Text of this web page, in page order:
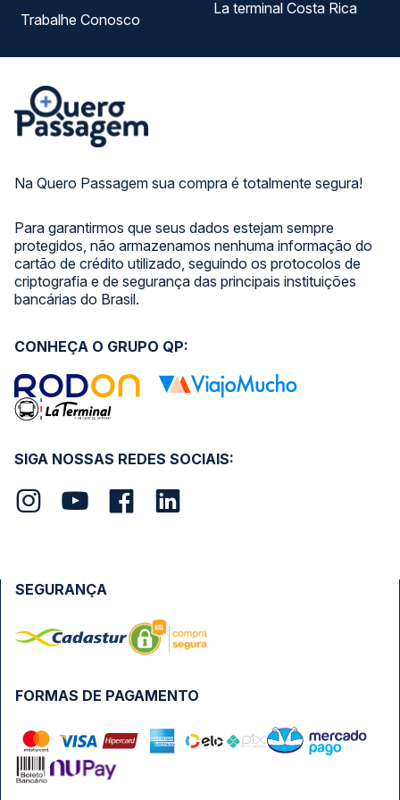
Na Quero Passagem sua compra é totalmente segura!
Para garantirmos que seus dados estejam sempre
protegidos, não armazenamos nenhuma informação do
cartão de crédito utilizado, seguindo os protocolos de
criptografia e de segurança das principais instituições
bancárias do Brasil.
Trabalhe Conosco
La terminal Costa Rica
SIGA NOSSAS REDES SOCIAIS:
CONHEÇA O GRUPO QP:
FORMAS DE PAGAMENTO
SEGURANÇA